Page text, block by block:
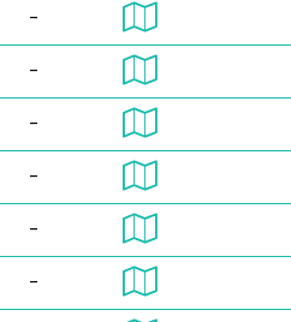
-
-
-
-
-
-